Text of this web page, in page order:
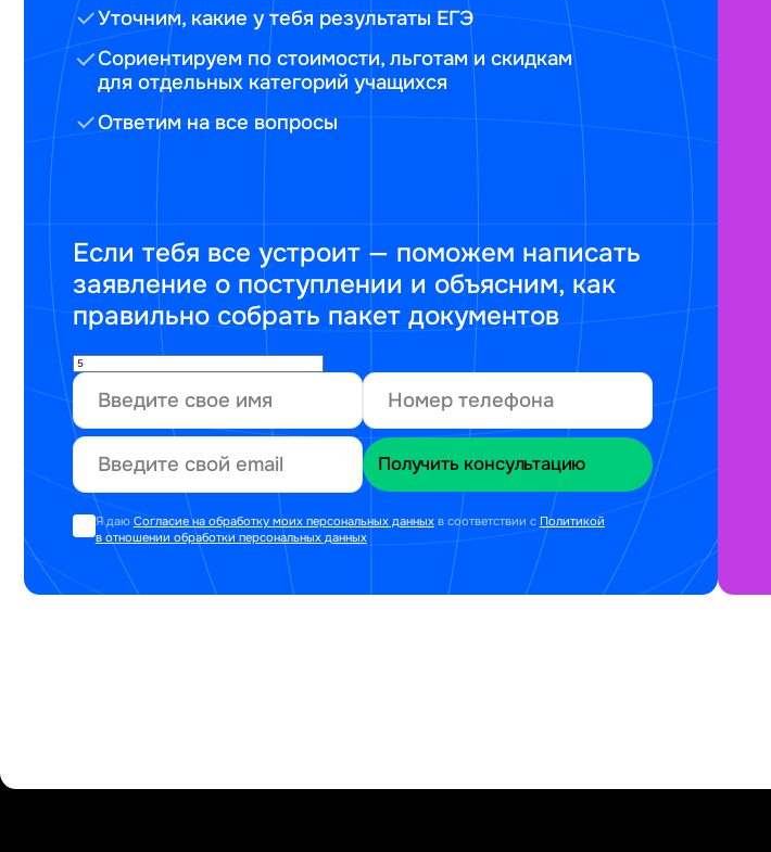
Уточним, какие у тебя результаты ЕГЭ
Сориентируем по стоимости, льготам и скидкам
для отдельных категорий учащихся
Ответим на все вопросы
Если тебя все устроит — поможем написать
заявление о поступлении и объясним, как
правильно собрать пакет документов
Я даю Согласие на обработку моих персональных данныхв соответствии с Политикой
в отношении обработки персональных данных